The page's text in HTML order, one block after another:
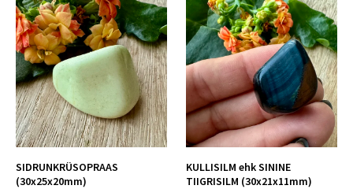
SIDRUNKRÜSOPRAAS
(30x25x20mm)
KULLISILM ehk SININE
TIIGRISILM (30x21x11mm)